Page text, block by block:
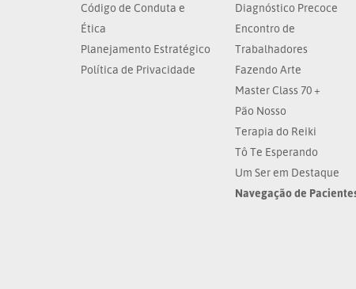
Código de Conduta e
Ética
Planejamento Estratégico
Política de Privacidade
Diagnóstico Precoce
Encontro de
Trabalhadores
Fazendo Arte
Master Class 70 +
Pão Nosso
Terapia do Reiki
Tô Te Esperando
Um Ser em Destaque
Navegação de